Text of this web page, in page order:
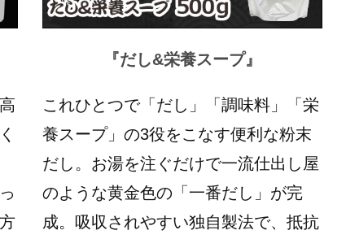
『だし&栄養スープ』
これひとつで「だし」「調味料」「栄
養スープ」の3役をこなす便利な粉末
だし。お湯を注ぐだけで一流仕出し屋
のような黄金色の「一番だし」が完
成。吸収されやすい独自製法で、抵抗